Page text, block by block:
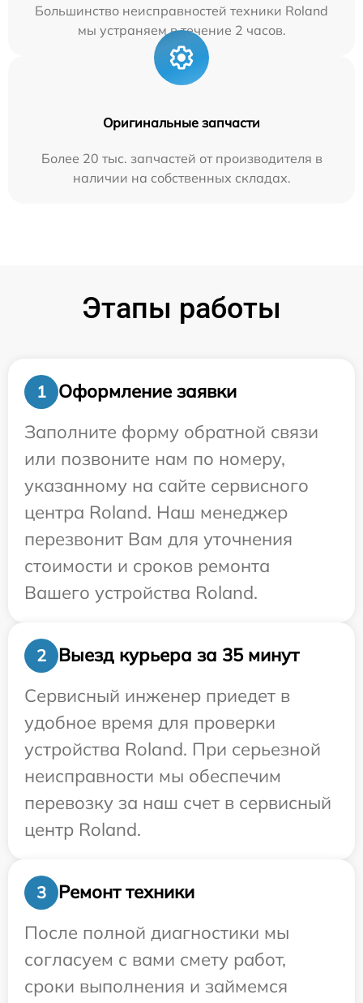
Большинство неисправностей техники Roland
мы устраняем в течение 2 часов.
Оригинальные запчасти
Более 20 тыс. запчастей от производителя в
наличии на собственных складах.
Этапы работы
1
Оформление заявки
Заполните форму обратной связи
или позвоните нам по номеру,
указанному на сайте сервисного
центра Roland. Наш менеджер
перезвонит Вам для уточнения
стоимости и сроков ремонта
Вашего устройства Roland.
2
Выезд курьера за 35 минут
Сервисный инженер приедет в
удобное время для проверки
устройства Roland. При серьезной
неисправности мы обеспечим
перевозку за наш счет в сервисный
центр Roland.
3
Ремонт техники
После полной диагностики мы
согласуем с вами смету работ,
сроки выполнения и займемся